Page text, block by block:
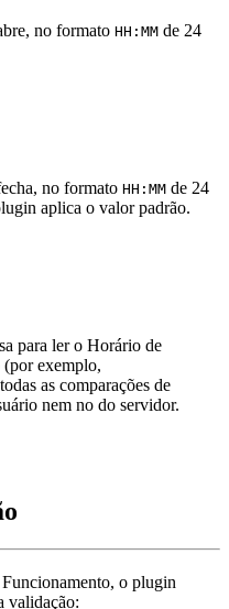
no formato HH:MM de 24
no formato HH:MM de 24
aplica o valor padrão.
para ler o Horário de
exemplo,
as comparações de
nem no do servidor.
o plugin
validação: